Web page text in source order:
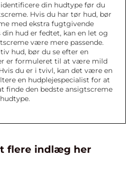
din hudtype før du
Hvis du har tør hud, bør
med ekstra fugtgivende
din hud er fedtet, kan en let og
være mere passende.
hud, bør du se efter en
er formuleret til at være mild
du er i tvivl, kan det være en
en hudplejespecialist for at
finde den bedste ansigtscreme
flere indlæg her